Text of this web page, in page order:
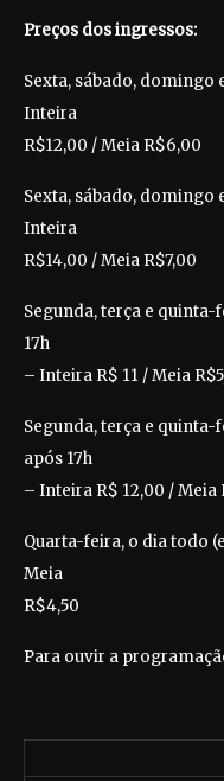
Preços dos ingressos:
Sexta, sábado, domingo
Inteira
R$12,00 / Meia R$6,00
Sexta, sábado, domingo
Inteira
R$14,00 / Meia R$7,00
Segunda, terça e quinta-
17h
– Inteira R$ 11 / Meia
Segunda, terça e
após 17h
– Inteira R$ 12,00 / Meia
Quarta-feira, o dia todo
Meia
R$4,50
Para ouvir a